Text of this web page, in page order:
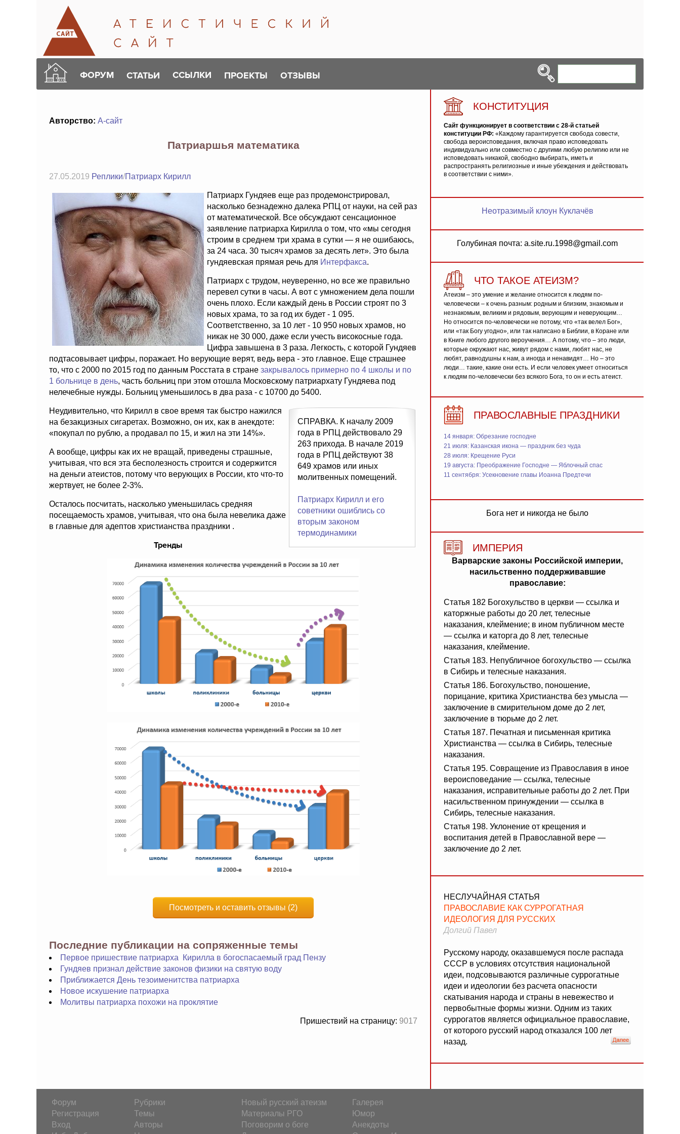
ФОРУМ СТАТЬИ ССЫЛКИ ПРОЕКТЫ ОТЗЫВЫ
Авторство: А-сайт
Патриаршья математика
27.05.2019 Реплики/Патриарх Кирилл
Патриарх Гундяев еще раз продемонстрировал,
насколько безнадежно далека РПЦ от науки, на сей раз
от математической. Все обсуждают сенсационное
заявление патриарха Кирилла о том, что «мы сегодня
строим в среднем три храма в сутки — я не ошибаюсь,
за 24 часа. 30 тысяч храмов за десять лет». Это была
гундяевская прямая речь для Интерфакса.
Патриарх с трудом, неуверенно, но все же правильно
перевел сутки в часы. А вот с умножением дела пошли
очень плохо. Если каждый день в России строят по 3
новых храма, то за год их будет - 1 095.
Соответственно, за 10 лет - 10 950 новых храмов, но
никак не 30 000, даже если учесть високосные года.
Цифра завышена в 3 раза. Легкость, с которой Гундяев
подтасовывает цифры, поражает. Но верующие верят, ведь вера - это главное. Еще страшнее
то, что с 2000 по 2015 год по данным Росстата в стране закрывалось примерно по 4 школы и по
1 больнице в день, часть больниц при этом отошла Московскому патриархату Гундяева под
нелечебные нужды. Больниц уменьшилось в два раза - с 10700 до 5400.
СПРАВКА. К началу 2009
года в РПЦ действовало 29
263 прихода. В начале 2019
года в РПЦ действуют 38
649 храмов или иных
молитвенных помещений.
Патриарх Кирилл и его
советники ошиблись со
вторым законом
термодинамики
Неудивительно, что Кирилл в свое время так быстро нажился
на безакцизных сигаретах. Возможно, он их, как в анекдоте:
«покупал по рублю, а продавал по 15, и жил на эти 14%».
А вообще, цифры как их не вращай, приведены страшные,
учитывая, что вся эта бесполезность строится и содержится
на деньги атеистов, потому что верующих в России, кто что-то
жертвует, не более 2-3%.
Осталось посчитать, насколько уменьшилась средняя
посещаемость храмов, учитывая, что она была невелика даже
в главные для адептов христианства праздники .
Тренды
Посмотреть и оставить отзывы (2)
Последние публикации на сопряженные темы
Первое пришествие патриарха Кирилла в богоспасаемый град Пензу
Гундяев признал действие законов физики на святую воду
Приближается День тезоименитства патриарха
Новое искушение патриарха
Молитвы патриарха похожи на проклятие
Пришествий на страницу: 9017
КОНСТИТУЦИЯ
Сайт функционирует в соответствии с 28-й статьей
конституции РФ: «Каждому гарантируется свобода совести,
свобода вероисповедания, включая право исповедовать
индивидуально или совместно с другими любую религию или не
исповедовать никакой, свободно выбирать, иметь и
распространять религиозные и иные убеждения и действовать
в соответствии с ними».
Неотразимый клоун Куклачёв
Голубиная почта: a.site.ru.1998@gmail.com
ЧТО ТАКОЕ АТЕИЗМ?
Атеизм – это умение и желание относится к людям по-
человечески – к очень разным: родным и близким, знакомым и
незнакомым, великим и рядовым, верующим и неверующим…
Но относится по-человечески не потому, что «так велел Бог»,
или «так Богу угодно», или так написано в Библии, в Коране или
в Книге любого другого вероучения… А потому, что – это люди,
которые окружают нас, живут рядом с нами, любят нас, не
любят, равнодушны к нам, а иногда и ненавидят… Но – это
люди… такие, какие они есть. И если человек умеет относиться
к людям по-человечески без всякого Бога, то он и есть атеист.
ПРАВОСЛАВНЫЕ ПРАЗДНИКИ
14 января: Обрезание господне
21 июля: Казанская икона — праздник без чуда
28 июля: Крещение Руси
19 августа: Преображение Господне — Яблочный спас
11 сентября: Усекновение главы Иоанна Предтечи
Бога нет и никогда не было
ИМПЕРИЯ
Варварские законы Российской империи,
насильственно поддерживавшие
православие:
Статья 182 Богохульство в церкви — ссылка и
каторжные работы до 20 лет, телесные
наказания, клеймение; в ином публичном месте
— ссылка и каторга до 8 лет, телесные
наказания, клеймение.
Статья 183. Непубличное богохульство — ссылка
в Сибирь и телесные наказания.
Статья 186. Богохульство, поношение,
порицание, критика Христианства без умысла —
заключение в смирительном доме до 2 лет,
заключение в тюрьме до 2 лет.
Статья 187. Печатная и письменная критика
Христианства — ссылка в Сибирь, телесные
наказания.
Статья 195. Совращение из Православия в иное
вероисповедание — ссылка, телесные
наказания, исправительные работы до 2 лет. При
насильственном принуждении — ссылка в
Сибирь, телесные наказания.
Статья 198. Уклонение от крещения и
воспитания детей в Православной вере —
заключение до 2 лет.
НЕСЛУЧАЙНАЯ СТАТЬЯ
ПРАВОСЛАВИЕ КАК СУРРОГАТНАЯ
ИДЕОЛОГИЯ ДЛЯ РУССКИХ
Долгий Павел
Русскому народу, оказавшемуся после распада
СССР в условиях отсутствия национальной
идеи, подсовываются различные суррогатные
идеи и идеологии без расчета опасности
скатывания народа и страны в невежество и
первобытные формы жизни. Одним из таких
суррогатов является официальное православие,
от которого русский народ отказался 100 лет
назад.
Форум
Регистрация
Вход
Рубрики
Темы
Авторы
Новый русский атеизм
Материалы РГО
Поговорим о боге
Галерея
Юмор
Анекдоты